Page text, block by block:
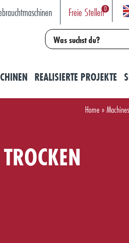
Freie Stellen0
REALISIERTE PROJEKTE
Home»Machines